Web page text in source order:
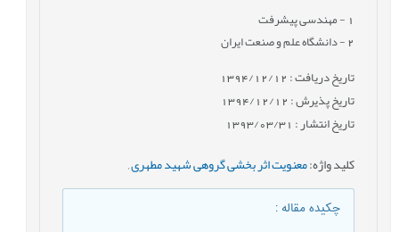
- مهندسی پیشرفت
2- دانشگاه علم و صنعت ایران
تاریخ دریافت : 1394/12/12
تاریخ پذیرش : 1394/12/12
تاریخ انتشار : 1393/03/31
کلید واژه:معنویت اثر بخشی گروهی شهید مطهری,
چکیده مقاله: